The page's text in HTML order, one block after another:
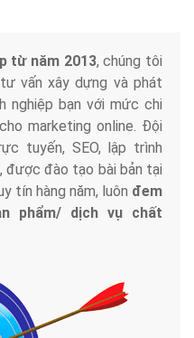
từ năm 2013, chúng tôi
vấn xây dựng và phát
nghiệp bạn với mức chi
marketing online. Đội
tuyến, SEO, lập trình
được đào tạo bài bản tại
tín hàng năm, luôn đem
phẩm/ dịch vụ chất